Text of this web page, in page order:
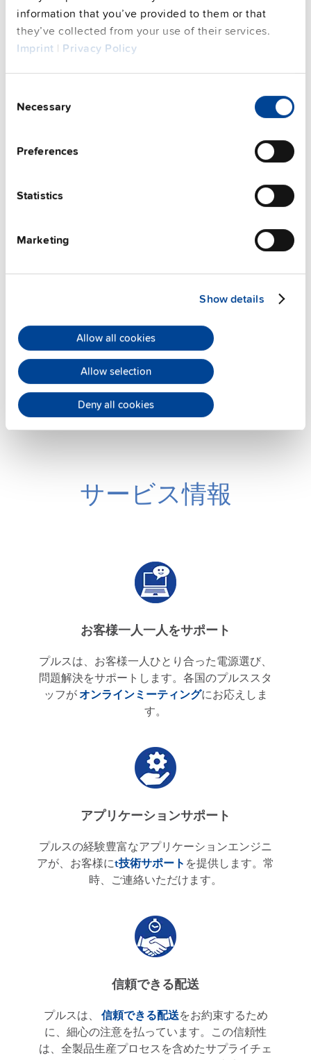
information that you’ve provided to them or that
they’ve collected from your use of their services.
Imprint | Privacy Policy
Selection
Necessary
Preferences
Statistics
Marketing
Show details
Allow all cookies
Allow selection
Deny all cookies
See privacy policy for details
補助ユニット
ZM1.WALL
データシート
詳細
サービス情報
お客様一人一人をサポート
プルスは、お客様一人ひとり合った電源選び、
問題解決をサポートします。各国のプルススタ
ッフがオンラインミーティングにお応えしま
す。
アプリケーションサポート
プルスの経験豊富なアプリケーションエンジニ
アが、お客様にt技術サポート を提供します。常
時、ご連絡いただけます。
信頼できる配送
プルスは、 信頼できる配送をお約束するため
に、細心の注意を払っています。この信頼性
は、全製品生産プロセスを含めたサプライチェ